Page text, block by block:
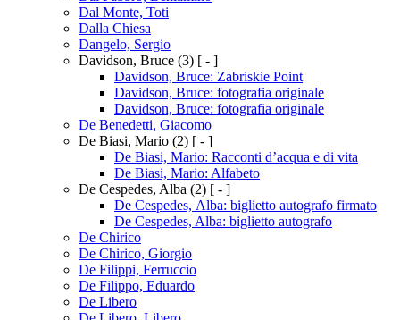
Dal Monte, Toti
Dalla Chiesa
Dangelo, Sergio
Davidson, Bruce (3) [ - ]
Davidson, Bruce: Zabriskie Point
Davidson, Bruce: fotografia originale
Davidson, Bruce: fotografia originale
De Benedetti, Giacomo
De Biasi, Mario (2) [ - ]
De Biasi, Mario: Racconti d’acqua e di vita
De Biasi, Mario: Alfabeto
De Cespedes, Alba (2) [ - ]
De Cespedes, Alba: biglietto autografo firmato
De Cespedes, Alba: biglietto autografo
De Chirico
De Chirico, Giorgio
De Filippi, Ferruccio
De Filippo, Eduardo
De Libero